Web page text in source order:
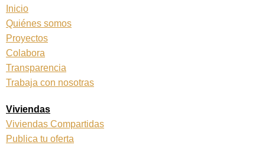
Inicio
Quiénes somos
Proyectos
Colabora
Transparencia
Trabaja con nosotras
Viviendas
Viviendas Compartidas
Publica tu oferta